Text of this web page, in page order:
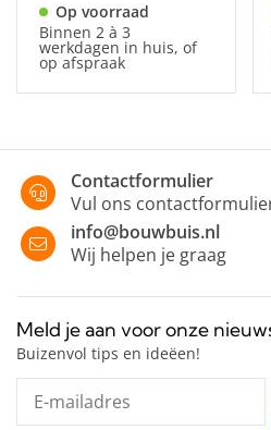
Op voorraad
Binnen 2 à 3
werkdagen in huis, of
op afspraak
Contactformulier
Vul ons
info@bouwbuis.nl
Wij helpen je graag
Meld je aan voor onze
Buizenvol tips en ideëen!